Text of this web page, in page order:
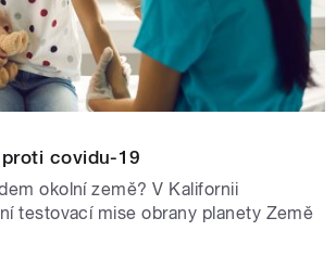
covidu-19
okolní země? V Kalifornii
testovací mise obrany planety Země